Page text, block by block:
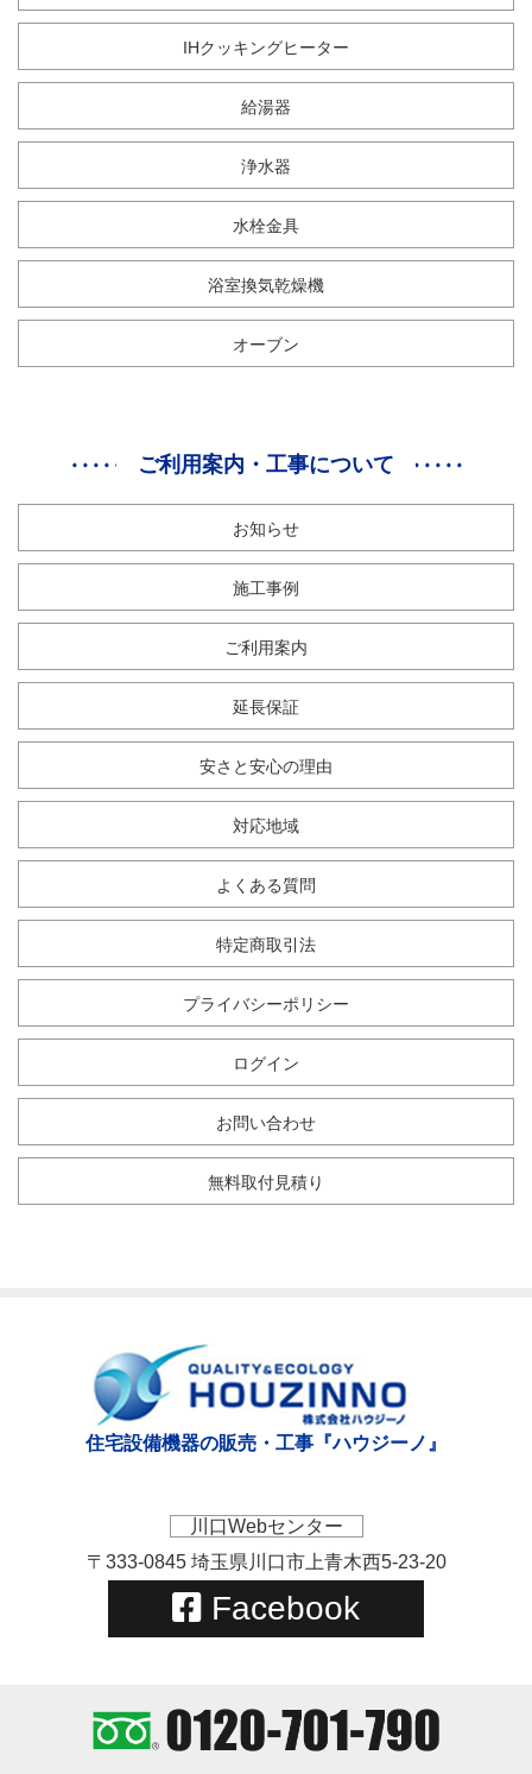
IHクッキングヒーター
給湯器
浄水器
水栓金具
浴室換気乾燥機
オーブン
ご利用案内・工事について
お知らせ
施工事例
ご利用案内
延長保証
安さと安心の理由
対応地域
よくある質問
特定商取引法
プライバシーポリシー
ログイン
お問い合わせ
無料取付見積り
住宅設備機器の販売・工事『ハウジーノ』
川口Webセンター
〒333-0845 埼玉県川口市上青木西5-23-20
Facebook